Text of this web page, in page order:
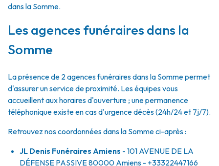
dans la Somme.
Les agences funéraires dans la
Somme
La présence de 2 agences funéraires dans la Somme permet
d'assurer un service de proximité. Les équipes vous
accueillent aux horaires d'ouverture ; une permanence
téléphonique existe en cas d'urgence décès (24h/24 et 7j/7).
Retrouvez nos coordonnées dans la Somme ci-après :
JL Denis Funéraires Amiens - 101 AVENUE DE LA
DÉFENSE PASSIVE80000 Amiens - +33322447166